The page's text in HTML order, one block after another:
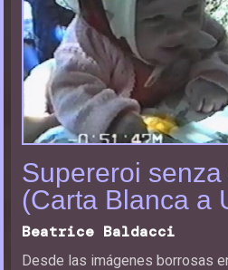
Supereroi
(Carta Blanca a
Beatrice Baldacci
Desde las imágenes borrosas